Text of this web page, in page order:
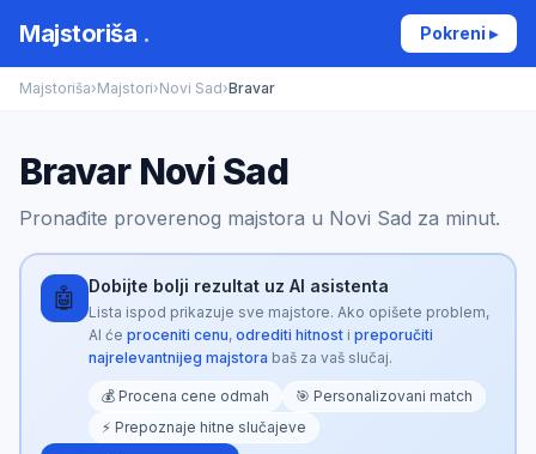
Majstoriša . Pokreni ▸
Majstoriša›Majstori›Novi Sad›Bravar
Bravar Novi Sad
Pronađite proverenog majstora u Novi Sad za minut.
🤖 Dobijte bolji rezultat uz AI asistenta
Lista ispod prikazuje sve majstore. Ako opišete problem,
AI će proceniti cenu, odrediti hitnosti preporučiti
najrelevantnijeg majstora baš za vaš slučaj.
💰 Procena cene odmah
🎯 Personalizovani match
⚡ Prepoznaje hitne slučajeve